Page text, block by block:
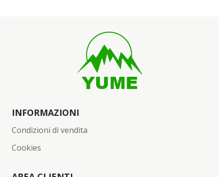
INFORMAZIONI
Condizioni di vendita
Cookies